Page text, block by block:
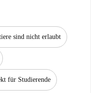
sind nicht erlaubt
für Studierende